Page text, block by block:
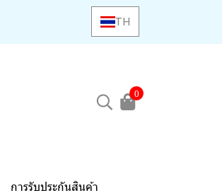
TH
0
การรับประกันสินค้า